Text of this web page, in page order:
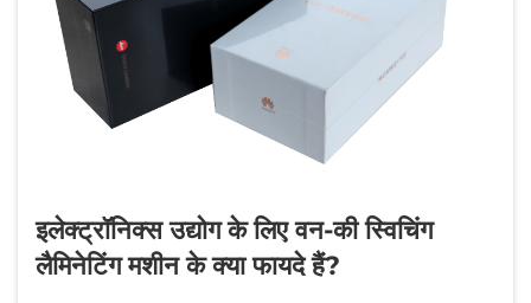
इलेक्ट्रॉनिक्स उद्योग के लिए वन-की स्विचिंग
लैमिनेटिंग मशीन के क्या फायदे हैं?